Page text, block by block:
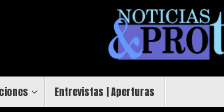
Entrevistas | Aperturas